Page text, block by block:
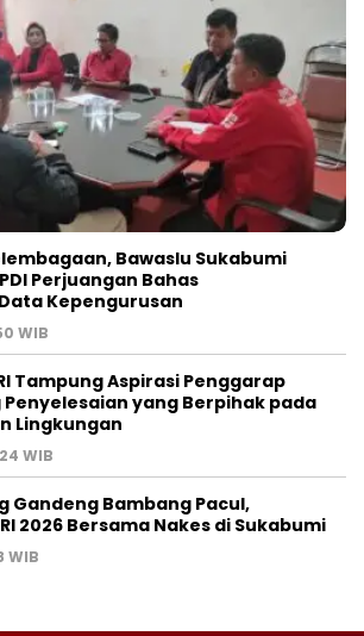
Bawaslu Sukabumi
Perjuangan Bahas
Kepengurusan
WIB
RI Tampung Aspirasi Penggarap
Penyelesaian yang Berpihak pada
Lingkungan‎
WIB
Gandeng Bambang Pacul,
2026 Bersama Nakes di Sukabumi
WIB